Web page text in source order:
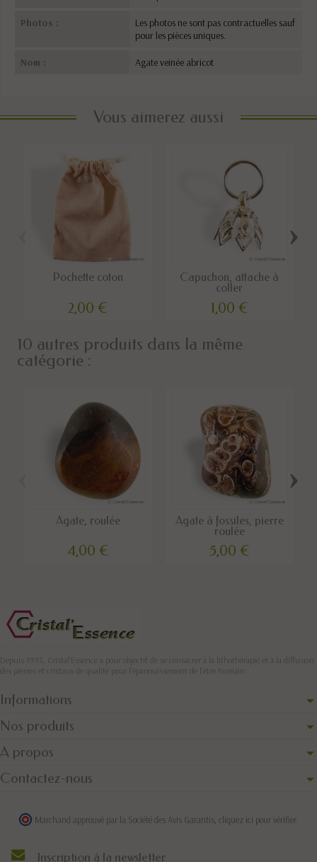
Photos :
Les photos ne sont pas contractuelles sauf
pour les pièces uniques.
Nom : Agate veinée abricot
Vous aimerez aussi
Pochette coton
2,00 €
Capuchon, attache à
coller
1,00 €
›
10 autres produits dans la même
catégorie :
Agate, roulée
4,00 €
Agate à fossiles, pierre
roulée
5,00 €
›
Depuis 1993, Cristal'Essence a pour objectif de se consacrer à la lithothérapie et à la diffusion
des pierres et cristaux de qualité pour l’épanouissement de l’être humain.
Informations
Nos produits
A propos
Contactez-nous
Marchand approuvé par la Société des Avis Garantis, cliquez ici pour vérifier
Inscription à la newsletter